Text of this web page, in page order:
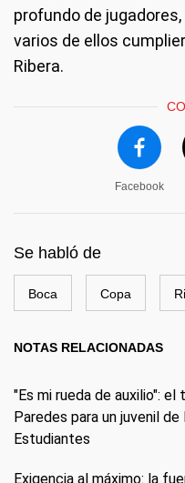
profundo de
varios de ellos
Ribera.
Facebook
Se habló de
Boca Copa
NOTAS RELACIONADAS
"Es mi rueda de auxilio":
Paredes para un juvenil
Estudiantes
Exigencia al máximo: la